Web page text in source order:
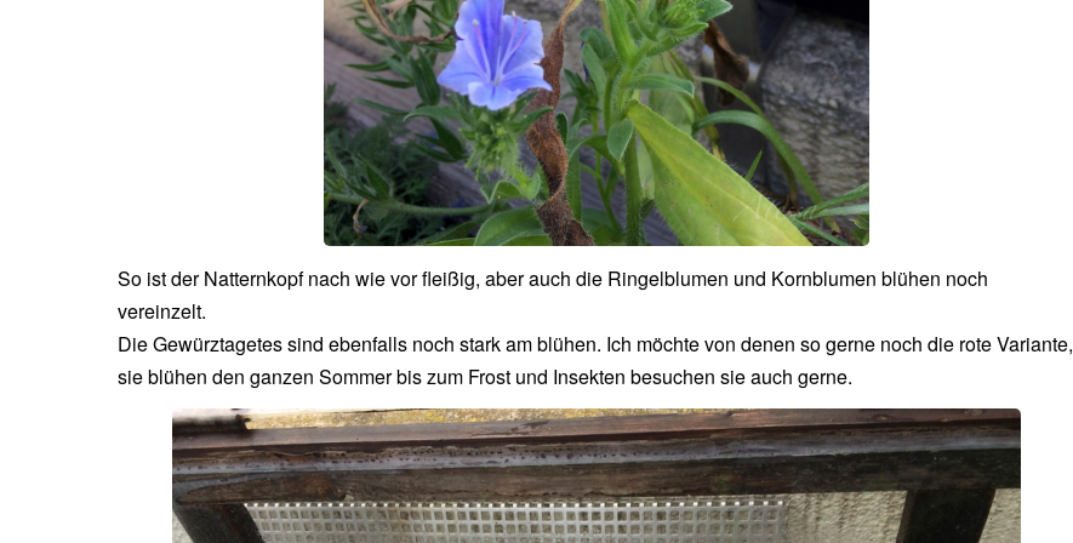
So ist der Natternkopf nach wie vor fleißig, aber auch die Ringelblumen und Kornblumen blühen noch
vereinzelt.
Die Gewürztagetes sind ebenfalls noch stark am blühen. Ich möchte von denen so gerne noch die rote Variante,
sie blühen den ganzen Sommer bis zum Frost und Insekten besuchen sie auch gerne.